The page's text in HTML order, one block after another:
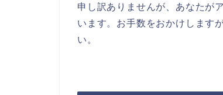
申し訳ありませんが、あなたが
います。お手数をおかけします
い。